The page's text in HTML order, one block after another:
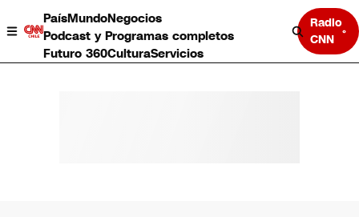
PaísMundoNegocios
Podcast y Programas completos
Futuro 360CulturaServicios
Radio
CNN